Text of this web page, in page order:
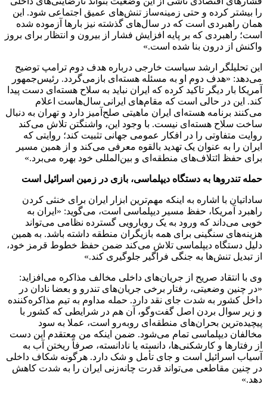
را بیشتر کرده و حتی زمینه‌ساز تنش‌های عمیق اجتماعی شود. این
همان راهبردی است که در سال‌های گذشته نیز بارها آزموده شده
است؛ راهبردی که بر پایه افزایش فشار از بیرون و انتظار برای بروز
واکنش از درون بنا شده است.»
این تحلیلگر ارشد سیاست خارجی درباره هدف دوم ترامپ توضیح
می‌دهد: «هدف دوم او به مسئله هسته‌ای بازمی‌گردد. رئیس‌جمهور
آمریکا بار دیگر تاکید کرده که ایران نباید به سلاح هسته‌ای دست پیدا
کند. این در حالی است که مقام‌های ایرانی سال‌هاست اعلام
می‌کنند برنامه هسته‌ای ایران ماهیتی صلح‌آمیز دارد و تهران به دنبال
ساخت سلاح هسته‌ای نیست. با وجود این، واشنگتن تلاش می‌کند
روایت متفاوتی را در افکار عمومی جهانی تثبیت کند؛ روایتی که
ایران را به عنوان یک تهدید بالقوه معرفی می‌کند و از همین مسیر
برای حفظ ائتلاف‌های منطقه‌ای و بین‌المللی خود بهره می‌برد.»
حمله تندروها به دستگاه دیپلماسی، بازی در زمین اسرائیل است
ساداتیان با اشاره به اینکه مهم‌ترین ابزار ایران برای خنثی کردن
راهبرد آمریکا، حفظ مسیر دیپلماسی است، می‌گوید: «ایران به
خوبی می‌داند که ورود به یک رویارویی گسترده نظامی می‌تواند
هزینه‌های سنگینی برای همه بازیگران منطقه داشته باشد. به همین
دلیل دستگاه دیپلماسی تلاش می‌کند ضمن حفظ خطوط قرمز خود،
از تبدیل تنش‌ها به جنگی فراگیر جلوگیری کند.»
وی با انتقاد صریح از جریان‌های داخلی مخالف مذاکره می‌افزاید:
«در چنین وضعیتی، رفتار برخی جریان‌های تندرو و بعضا نادان در
داخل کشور به شدت جای نقد دارد. حمله مداوم به تیم مذاکره‌کننده
و زیر سوال بردن اصل گفت‌وگو، آن هم در شرایطی که کشور با
پیچیده‌ترین بحران‌های منطقه‌ای روبه‌رو است، عملا به سود
مخالفان دیپلماسی تمام می‌شود. ضمن اینکه من معتقدم این دست
از رفتارها و کارشکنی‌ها، دانسته یا نادانسته، صرفاً ریختن آب به
آسیاب اسرائیل است و جای تأمل و شک دارد. هرگونه شکاف داخلی
در چنین مقاطعی می‌تواند قدرت چانه‌زنی ایران را به شدت کاهش
دهد.»